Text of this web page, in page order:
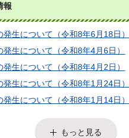
報
発生について（令和8年6月18日）
発生について（令和8年4月6日）
発生について（令和8年4月2日）
発生について（令和8年1月24日）
発生について（令和8年1月14日）
もっと見る